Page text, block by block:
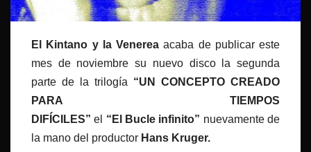
El Kintano y la Venerea acaba de publicar este
mes de noviembre su nuevo disco la segunda
parte de la trilogía “UN CONCEPTO CREADO
PARA TIEMPOS
DIFÍCILES” el “El Bucle infinito” nuevamente de
la mano del productor Hans Kruger.